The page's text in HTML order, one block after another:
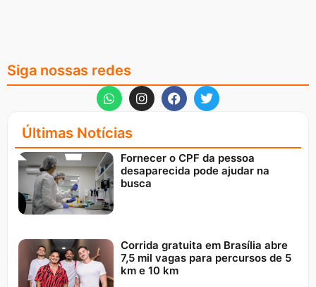
Siga nossas redes
Últimas Notícias
Fornecer o CPF da pessoa
desaparecida pode ajudar na
busca
Corrida gratuita em Brasília abre
7,5 mil vagas para percursos de 5
km e 10 km